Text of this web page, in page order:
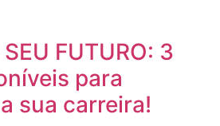
FUTURO: 3
para
sua carreira!